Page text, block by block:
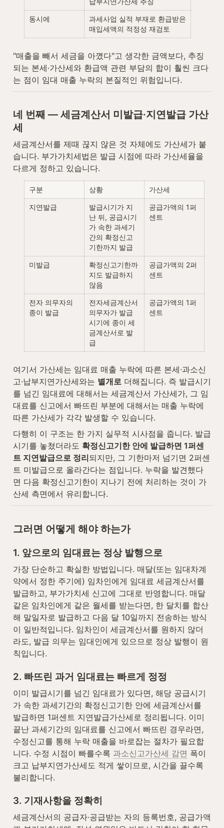
동시에
과세사업 실적 부재로 환급받은
매입세액의 적정성 재검토
"매출을 빼서 세금을 아꼈다"고 생각한 금액보다, 추징
되는 본세·가산세와 환급액 관련 부담의 합이 훨씬 크다
는 점이 임대 매출 누락의 본질적인 위험입니다.
네 번째 — 세금계산서 미발급·지연발급 가산
세
세금계산서를 제때 끊지 않은 것 자체에도 가산세가 붙
습니다. 부가가치세법은 발급 시점에 따라 가산세율을
다르게 정하고 있습니다.
구분 상황 가산세
지연발급
발급시기가 지
난 뒤, 공급시기
가 속한 과세기
간의 확정신고
기한까지 발급
공급가액의 1퍼
센트
미발급
확정신고기한까
지도 발급하지
않음
공급가액의 2퍼
센트
전자 의무자의
종이 발급
전자세금계산서
의무자가 발급
시기에 종이 세
금계산서로 발
급
공급가액의 1퍼
센트
여기서 가산세는 임대료 매출 누락에 따른 본세·과소신
고·납부지연가산세와는 별개로 더해집니다. 즉 발급시기
를 넘긴 임대료에 대해서는 세금계산서 가산세가, 그 임
대료를 신고에서 빠뜨린 부분에 대해서는 매출 누락에
따른 가산세가 각각 발생할 수 있습니다.
다행히 이 구조는 한 가지 실무적 시사점을 줍니다. 발급
시기를 놓쳤더라도 확정신고기한 안에 발급하면 1퍼센
트 지연발급으로 정리되지만, 그 기한마저 넘기면 2퍼센
트 미발급으로 올라간다는 점입니다. 누락을 발견했다
면 다음 확정신고기한이 지나기 전에 처리하는 것이 가
산세 측면에서 유리합니다.
그러면 어떻게 해야 하는가
1. 앞으로의 임대료는 정상 발행으로
가장 단순하고 확실한 방법입니다. 매달(또는 임대차계
약에서 정한 주기에) 임차인에게 임대료 세금계산서를
발급하고, 부가가치세 신고에 그대로 반영합니다. 매달
같은 임차인에게 같은 월세를 받는다면, 한 달치를 합산
해 말일자로 발급하고 다음 달 10일까지 전송하는 방식
이 일반적입니다. 임차인이 세금계산서를 원하지 않더
라도, 발급 의무는 임대인에게 있으므로 정상 발행이 원
칙입니다.
2. 빠뜨린 과거 임대료는 빠르게 정정
이미 발급시기를 넘긴 임대료가 있다면, 해당 공급시기
가 속한 과세기간의 확정신고기한 안에 세금계산서를
발급하면 1퍼센트 지연발급가산세로 정리됩니다. 이미
끝난 과세기간의 임대료를 신고에서 빠뜨린 경우라면,
수정신고를 통해 누락 매출을 바로잡는 절차가 필요합
니다. 수정 시점이 빠를수록 과소신고가산세 감면 폭이
크고 납부지연가산세도 적게 쌓이므로, 시간을 끌수록
불리합니다.
3. 기재사항을 정확히
세금계산서의 공급자·공급받는 자의 등록번호, 공급가액